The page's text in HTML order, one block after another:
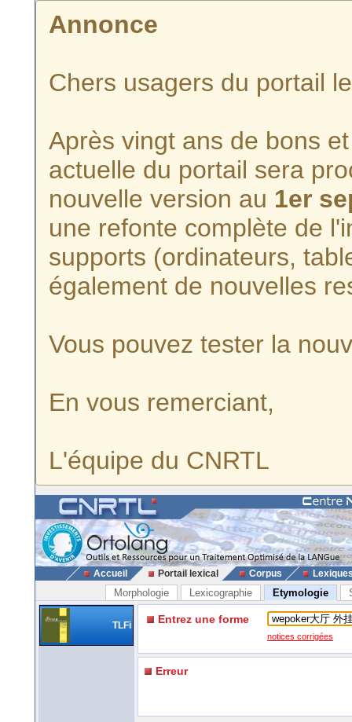
Annonce
Chers usagers du portail
Après vingt ans de bons
actuelle du portail sera
nouvelle version au 1er
une refonte complète de
supports (ordinateurs,
également de nouvelles
Vous pouvez tester la
En vous remerciant,
L'équipe du CNRTL
Accueil Portail lexical Corpus
Morphologie Lexicographie Etymologie
TLFi Entrez une forme
notices corrigées
Erreur